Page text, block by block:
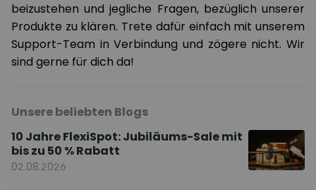
beizustehen und jegliche Fragen, bezüglich unserer
Produkte zu klären. Trete dafür einfach mit unserem
Support-Team in Verbindung und zögere nicht. Wir
sind gerne für dich da!
Unsere beliebten Blogs
10 Jahre FlexiSpot: Jubiläums-Sale mit
bis zu 50 % Rabatt
02.08.2026